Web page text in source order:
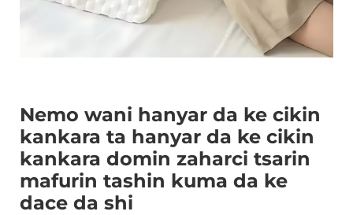
Nemo wani hanyar da ke cikin
kankara ta hanyar da ke cikin
kankara domin zaharci tsarin
mafurin tashin kuma da ke
dace da shi